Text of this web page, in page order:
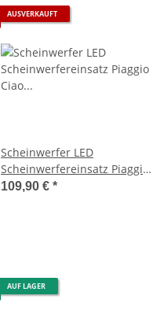
AUSVERKAUFT
Scheinwerfer LED
Scheinwerfereinsatz Piaggio
Ciao P-PV-PX-PXV -TZG-
109,90 € *
AUF LAGER